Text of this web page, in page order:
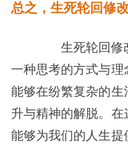
总之，生死轮回修
生死轮回修改
一种思考的方式与
能够在纷繁复杂的
升与精神的解脱。
能够为我们的人生